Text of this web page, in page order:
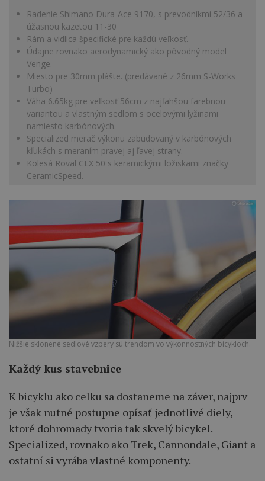
Radenie Shimano Dura-Ace 9170, s prevodníkmi 52/36 a
úžasnou kazetou 11-30
Rám a vidlica špecifické pre každú veľkosť.
Údajne rovnako aerodynamický ako pôvodný model
Venge.
Miesto pre 30mm plášte. (predávané z 26mm S-Works
Turbo)
Váha 6.65kg pre veľkosť 56cm z najľahšou farebnou
variantou a vlastným sedlom s ocelovými lyžinami
namiesto karbónových.
Specialized merač výkonu zabudovaný v karbónových
kľukách s meraním pravej aj ľavej strany.
Kolesá Roval CLX 50 s keramickými ložiskami značky
CeramicSpeed.
Nižšie sklonené sedlové vzpery sú trendom vo výkonnostných bicykloch.
Každý kus stavebnice
K bicyklu ako celku sa dostaneme na záver, najprv
je však nutné postupne opísať jednotlivé diely,
ktoré dohromady tvoria tak skvelý bicykel.
Specialized, rovnako ako Trek, Cannondale, Giant a
ostatní si vyrába vlastné komponenty.